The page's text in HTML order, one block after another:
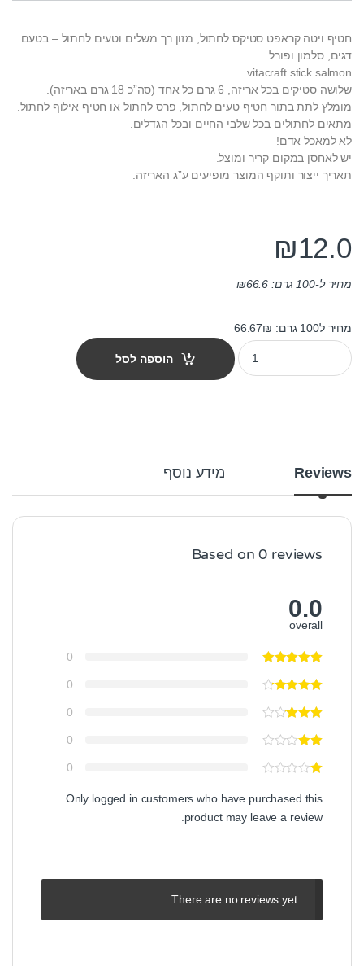
חטיף ויטה קראפט סטיקס לחתול, מזון רך משלים וטעים לחתול – בטעם
דגים, סלמון ופורל.
vitacraft stick salmon
שלושה סטיקים בכל אריזה, 6 גרם כל אחד (סה”כ 18 גרם באריזה).
מומלץ לתת בתור חטיף טעים לחתול, פרס לחתול או חטיף אילוף לחתול.
מתאים לחתולים בכל שלבי החיים ובכל הגדלים.
לא למאכל אדם!
יש לאחסן במקום קריר ומוצל.
תאריך ייצור ותוקף המוצר מופיעים ע”ג האריזה.
₪12.0
מחיר ל-100 גרם: ₪66.6
מחיר ל100 גרם: 66.67₪
חטיף ויטה קראפט דגים פורל וסלמון 18 גרם quantity
הוספה לסל
Reviews מידע נוסף
Based on 0 reviews
0.0
overall
0
0
0
0
0
Only logged in customers who have purchased this
product may leave a review.
There are no reviews yet.